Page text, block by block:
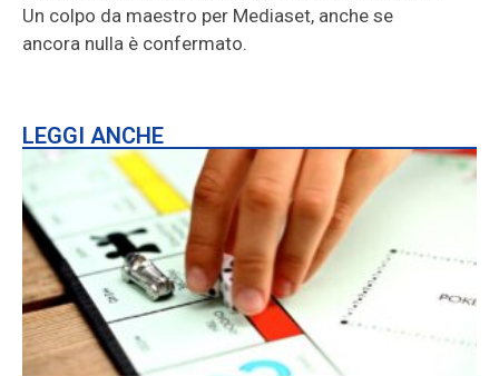
Un colpo da maestro per Mediaset, anche se
ancora nulla è confermato.
LEGGI ANCHE